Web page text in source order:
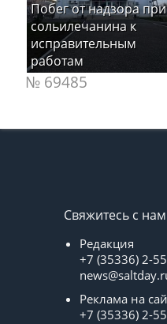
Побег от надзора
сольилечанина к
исправительным
работам
№ 69485
Свяжитесь с
Редакция
+7 (35336) 2-
Реклама на
+7 (35336) 2-